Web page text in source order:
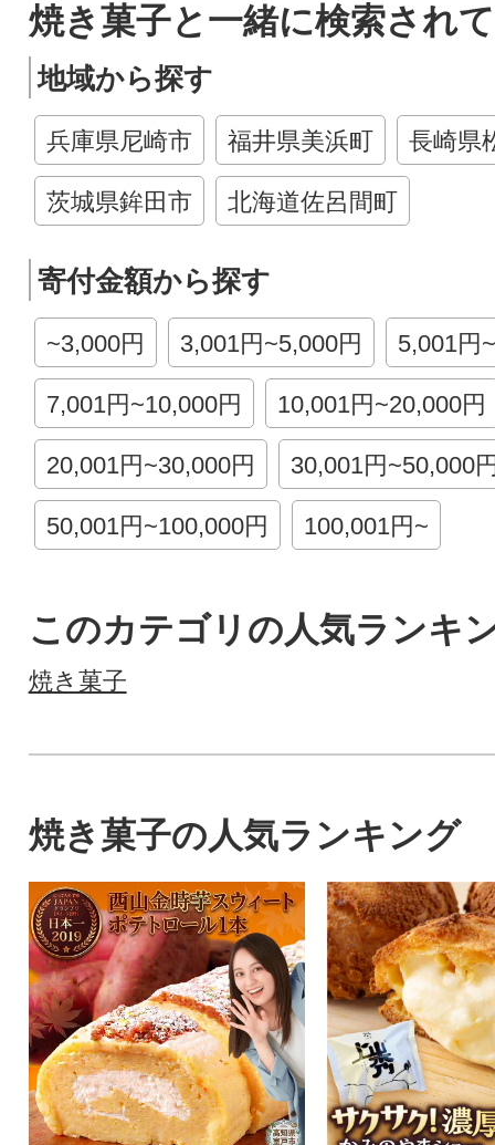
焼き菓子と一緒に検索され
地域から探す
兵庫県尼崎市 福井県美浜町 長崎県
茨城県鉾田市 北海道佐呂間町
寄付金額から探す
~3,000円 3,001円~5,000円 5,001円
7,001円~10,000円 10,001円~20,000円
20,001円~30,000円 30,001円~50,000
50,001円~100,000円 100,001円~
このカテゴリの人気ランキ
焼き菓子
焼き菓子の人気ランキング